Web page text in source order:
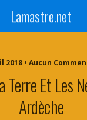
Lamastre.net
2018 • Aucun
Terre Et Les
Ardèche